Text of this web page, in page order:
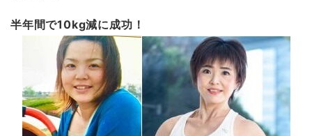
半年間で10kg減に成功！